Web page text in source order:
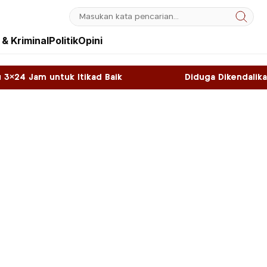
KriminalPolitikOpini
Baik Diduga Dikendalikan WNA, Sky Game di